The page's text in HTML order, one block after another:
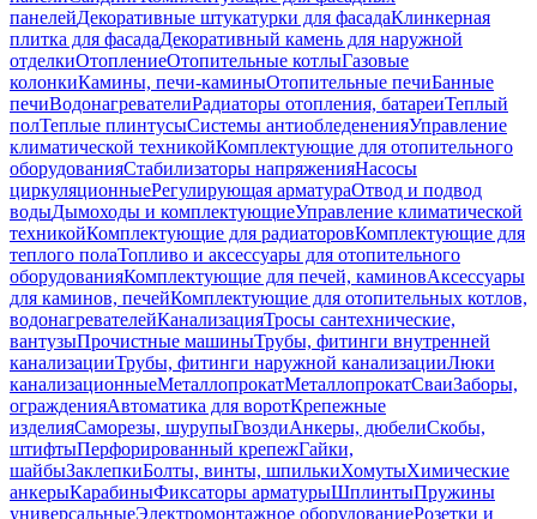
панелейДекоративные штукатурки для фасадаКлинкерная
плитка для фасадаДекоративный камень для наружной
отделкиОтоплениеОтопительные котлыГазовые
колонкиКамины, печи-каминыОтопительные печиБанные
печиВодонагревателиРадиаторы отопления, батареиТеплый
полТеплые плинтусыСистемы антиобледененияУправление
климатической техникойКомплектующие для отопительного
оборудованияСтабилизаторы напряженияНасосы
циркуляционныеРегулирующая арматураОтвод и подвод
водыДымоходы и комплектующиеУправление климатической
техникойКомплектующие для радиаторовКомплектующие для
теплого полаТопливо и аксессуары для отопительного
оборудованияКомплектующие для печей, каминовАксессуары
для каминов, печейКомплектующие для отопительных котлов,
водонагревателейКанализацияТросы сантехнические,
вантузыПрочистные машиныТрубы, фитинги внутренней
канализацииТрубы, фитинги наружной канализацииЛюки
канализационныеМеталлопрокатМеталлопрокатСваиЗаборы,
огражденияАвтоматика для воротКрепежные
изделияСаморезы, шурупыГвоздиАнкеры, дюбелиСкобы,
штифтыПерфорированный крепежГайки,
шайбыЗаклепкиБолты, винты, шпилькиХомутыХимические
анкерыКарабиныФиксаторы арматурыШплинтыПружины
универсальныеЭлектромонтажное оборудованиеРозетки и